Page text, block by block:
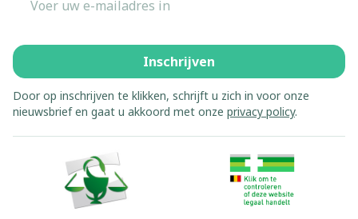
Inschrijven
Door op inschrijven te klikken, schrijft u zich in voor onze
nieuwsbrief en gaat u akkoord met onze privacy policy.